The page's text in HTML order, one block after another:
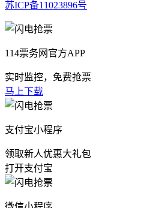
苏ICP备11023896号
114票务网官方APP
实时监控，免费抢票
马上下载
支付宝小程序
领取新人优惠大礼包
打开支付宝